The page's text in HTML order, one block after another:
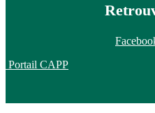
Portail CAPP